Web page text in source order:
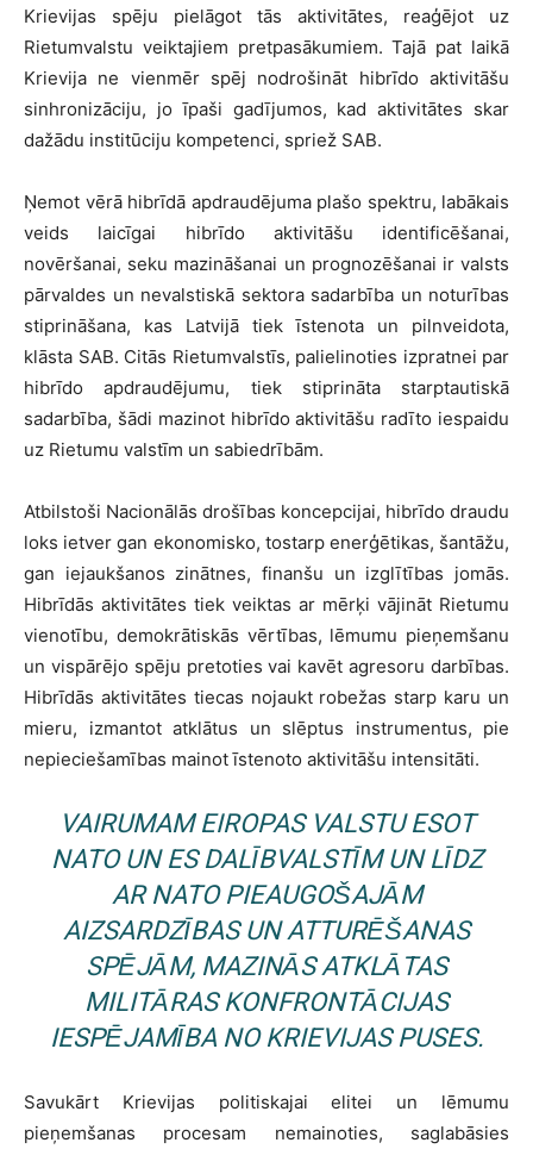
Krievijas spēju pielāgot tās aktivitātes, reaģējot uz
Rietumvalstu veiktajiem pretpasākumiem. Tajā pat laikā
Krievija ne vienmēr spēj nodrošināt hibrīdo aktivitāšu
sinhronizāciju, jo īpaši gadījumos, kad aktivitātes skar
dažādu institūciju kompetenci, spriež SAB.
Ņemot vērā hibrīdā apdraudējuma plašo spektru, labākais
veids laicīgai hibrīdo aktivitāšu identificēšanai,
novēršanai, seku mazināšanai un prognozēšanai ir valsts
pārvaldes un nevalstiskā sektora sadarbība un noturības
stiprināšana, kas Latvijā tiek īstenota un pilnveidota,
klāsta SAB. Citās Rietumvalstīs, palielinoties izpratnei par
hibrīdo apdraudējumu, tiek stiprināta starptautiskā
sadarbība, šādi mazinot hibrīdo aktivitāšu radīto iespaidu
uz Rietumu valstīm un sabiedrībām.
Atbilstoši Nacionālās drošības koncepcijai, hibrīdo draudu
loks ietver gan ekonomisko, tostarp enerģētikas, šantāžu,
gan iejaukšanos zinātnes, finanšu un izglītības jomās.
Hibrīdās aktivitātes tiek veiktas ar mērķi vājināt Rietumu
vienotību, demokrātiskās vērtības, lēmumu pieņemšanu
un vispārējo spēju pretoties vai kavēt agresoru darbības.
Hibrīdās aktivitātes tiecas nojaukt robežas starp karu un
mieru, izmantot atklātus un slēptus instrumentus, pie
nepieciešamības mainot īstenoto aktivitāšu intensitāti.
VAIRUMAM EIROPAS VALSTU ESOT
NATO UN ES DALĪBVALSTĪM UN LĪDZ
AR NATO PIEAUGOŠAJĀM
AIZSARDZĪBAS UN ATTURĒŠANAS
SPĒJĀM, MAZINĀS ATKLĀTAS
MILITĀRAS KONFRONTĀCIJAS
IESPĒJAMĪBA NO KRIEVIJAS PUSES.
Savukārt Krievijas politiskajai elitei un lēmumu
pieņemšanas procesam nemainoties, saglabāsies